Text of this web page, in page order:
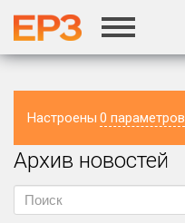
Настроены 0 параметров
Регион
Архив новостей